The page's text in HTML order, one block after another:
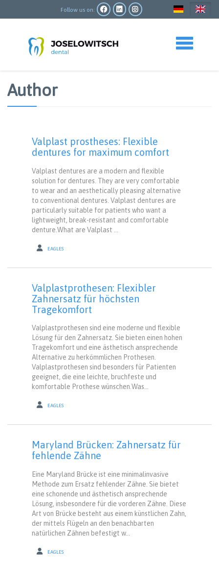
main
Follow us on:
Toggle navigation
Author
Valplast prostheses: Flexible
dentures for maximum comfort
Valplast dentures are a modern and flexible
solution for dentures. They are very comfortable
to wear and an aesthetically pleasing alternative
to conventional dentures. Valplast dentures are
particularly suitable for patients who want a
lightweight, break-resistant and comfortable
denture.What are Valplast ...
EAGLES
Valplastprothesen: Flexibler
Zahnersatz für höchsten
Tragekomfort
Valplastprothesen sind eine moderne und flexible
Lösung für den Zahnersatz. Sie bieten einen hohen
Tragekomfort und eine ästhetisch ansprechende
Alternative zu herkömmlichen Prothesen.
Valplastprothesen sind besonders für Patienten
geeignet, die eine leichte, bruchfeste und
komfortable Prothese wünschen.Was...
EAGLES
Maryland Brücken: Zahnersatz für
fehlende Zähne
Eine Maryland Brücke ist eine minimalinvasive
Methode zum Ersatz fehlender Zähne. Sie bietet
eine schonende und ästhetisch ansprechende
Lösung, insbesondere für die vorderen Zähne. Diese
Art von Brücke besteht aus einem künstlichen Zahn,
der mittels Flügeln an den benachbarten
natürlichen Zähnen befestigt w...
EAGLES